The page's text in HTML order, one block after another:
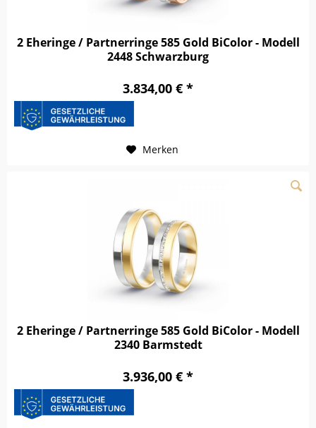
2 Eheringe / Partnerringe 585 Gold BiColor - Modell
2448 Schwarzburg
3.834,00 € *
Merken
2 Eheringe / Partnerringe 585 Gold BiColor - Modell
2340 Barmstedt
3.936,00 € *